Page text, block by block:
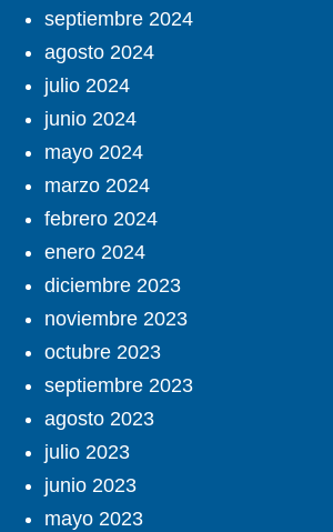
septiembre 2024
agosto 2024
julio 2024
junio 2024
mayo 2024
marzo 2024
febrero 2024
enero 2024
diciembre 2023
noviembre 2023
octubre 2023
septiembre 2023
agosto 2023
julio 2023
junio 2023
mayo 2023